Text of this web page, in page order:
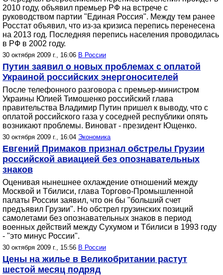
2010 году, объявил премьер РФ на встрече с
руководством партии "Единая Россия". Между тем ранее
Росстат объявил, что из-за кризиса перепись перенесена
на 2013 год. Последняя перепись населения проводилась
в РФ в 2002 году.
30 октября 2009 г., 16:06 В России
Путин заявил о новых проблемах с оплатой
Украиной российских энергоносителей
После телефонного разговора с премьер-министром
Украины Юлией Тимошенко российский глава
правительства Владимир Путин пришел к выводу, что с
оплатой российского газа у соседней республики опять
возникают проблемы. Виноват - президент Ющенко.
30 октября 2009 г., 16:04 Экономика
Евгений Примаков признал обстрелы Грузии
российской авиацией без опознавательных
знаков
Оценивая нынешнее охлаждение отношений между
Москвой и Тбилиси, глава Торгово-Промышленной
палаты России заявил, что он бы "больший счет
предъявил Грузии". Но обстрел грузинских позиций
самолетами без опознавательных знаков в период
военных действий между Сухумом и Тбилиси в 1993 году
- "это минус России".
30 октября 2009 г., 15:56 В России
Цены на жилье в Великобритании растут
шестой месяц подряд